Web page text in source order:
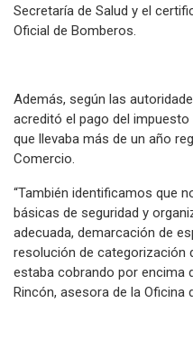
Secretaría de Salud y el
Oficial de Bomberos.
Además, según las
acreditó el pago del
que llevaba más de un año
Comercio.
“También identificamos que
básicas de seguridad y
adecuada, demarcación de
resolución de categorización
estaba cobrando por encima
Rincón, asesora de la Oficina